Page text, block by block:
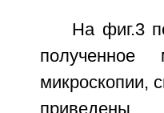
На фиг.3
полученное
микроскопии,
приведены